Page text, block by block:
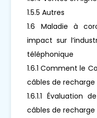
1.5.5 Autres
1.6 Maladie à
impact sur
téléphonique
1.6.1 Comment le
câbles de
1.6.1.1 Évaluation
câbles de